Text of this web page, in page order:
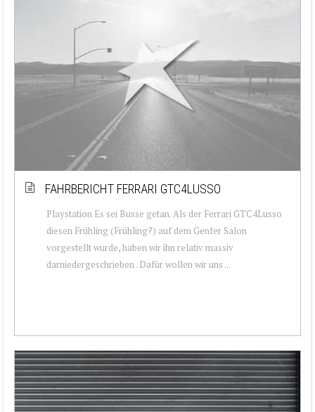
FAHRBERICHT FERRARI GTC4LUSSO
Playstation Es sei Busse getan. Als der Ferrari GTC4Lusso
diesen Frühling (Frühling?) auf dem Genfer Salon
vorgestellt wurde, haben wir ihn relativ massiv
darniedergeschrieben . Dafür wollen wir uns ...